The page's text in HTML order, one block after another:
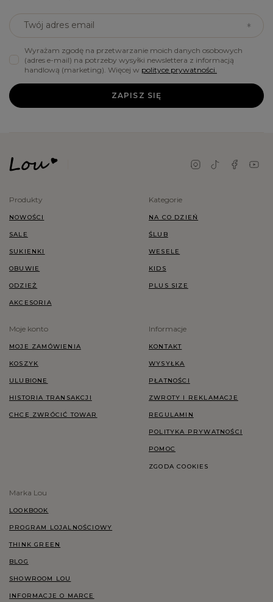
Twój adres email
Wyrażam zgodę na przetwarzanie moich danych osobowych
(adres e-mail) na potrzeby wysyłki newslettera z informacją
handlową (marketing). Więcej w polityce prywatności.
ZAPISZ SIĘ
Produkty
NOWOŚCI
SALE
SUKIENKI
OBUWIE
ODZIEŻ
AKCESORIA
Kategorie
NA CO DZIEŃ
ŚLUB
WESELE
KIDS
PLUS SIZE
Moje konto
MOJE ZAMÓWIENIA
KOSZYK
ULUBIONE
HISTORIA TRANSAKCJI
CHCĘ ZWRÓCIĆ TOWAR
Informacje
KONTAKT
WYSYŁKA
PŁATNOŚCI
ZWROTY I REKLAMACJE
REGULAMIN
POLITYKA PRYWATNOŚCI
POMOC
ZGODA COOKIES
Marka Lou
LOOKBOOK
PROGRAM LOJALNOŚCIOWY
THINK GREEN
BLOG
SHOWROOM LOU
INFORMACJE O MARCE